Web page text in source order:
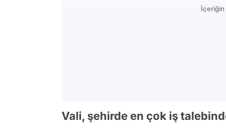
İçeriğin
Vali, şehirde en çok iş